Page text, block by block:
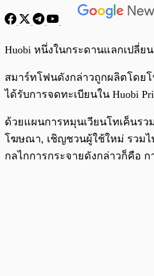
พร้อมเล่น
Huobi หนึ่งในกระดานแลกเปลี่
สมาร์ทโฟนดังกล่าวถูกผลิตโดยโ
ได้รับการจดทะเบียนใน Huobi
ด้วยแผนการหมุนเวียนโทเค็นร
โฆษณา, เชิญชวนผู้ใช้ใหม่ รวมไ
กลไกการกระจายดังกล่าวก็คือ